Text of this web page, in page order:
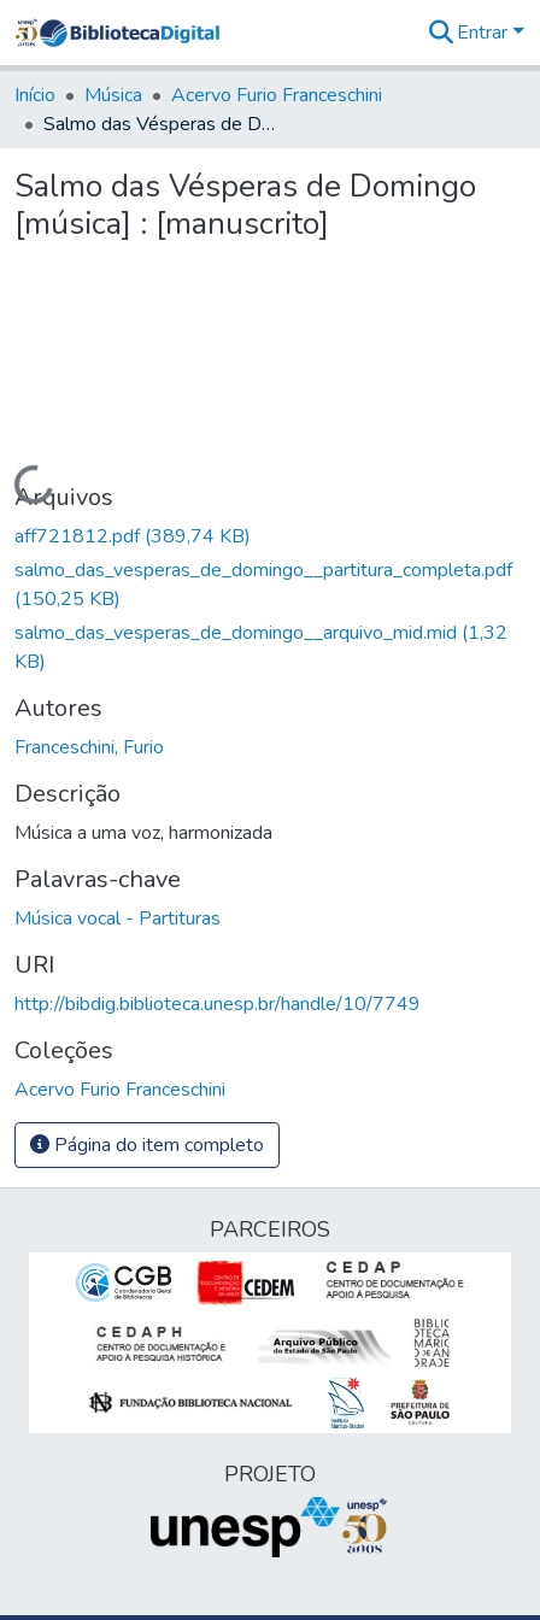
&
Coleções
Tudo na
Digital
Estatísticas
Entrar
Início Música
Acervo Furio Franceschini
Salmo das Vésperas de Domingo [música] : [manuscrito]
Salmo das Vésperas de Domingo
[música] : [manuscrito]
Carregando...
Arquivos
aff721812.pdf(389,74 KB)
salmo_das_vesperas_de_domingo__partitura_completa.pdf
(150,25 KB)
salmo_das_vesperas_de_domingo__arquivo_mid.mid (1,32
KB)
Autores
Franceschini, Furio
Descrição
Música a uma voz, harmonizada
Palavras-chave
Música vocal - Partituras
URI
http://bibdig.biblioteca.unesp.br/handle/10/7749
Coleções
Acervo Furio Franceschini
Página do item completo
PARCEIROS
PROJETO